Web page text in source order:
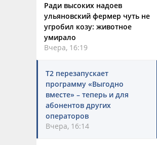
Ради высоких надоев
ульяновский фермер чуть не
угробил козу: животное
умирало
Вчера, 16:19
Т2 перезапускает
программу «Выгодно
вместе» – теперь и для
абонентов других
операторов
Вчера, 16:14